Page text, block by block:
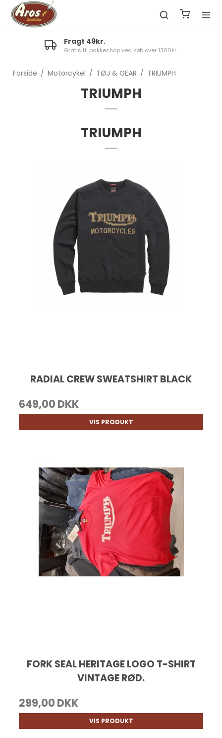
Fragt 49kr.
Gratis til pakkeshop ved køb over 1300kr.
Forside / Motorcykel / TØJ & GEAR / TRIUMPH
TRIUMPH
TRIUMPH
RADIAL CREW SWEATSHIRT BLACK
649,00 DKK
VIS PRODUKT
FORK SEAL HERITAGE LOGO T-SHIRT
VINTAGE RØD.
299,00 DKK
VIS PRODUKT